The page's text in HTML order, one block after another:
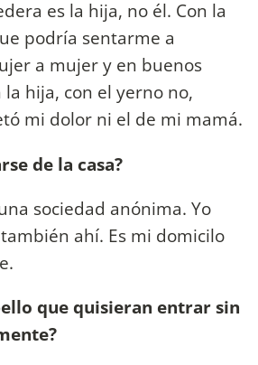
es la hija, no él. Con la
podría sentarme a
a mujer y en buenos
hija, con el yerno no,
mi dolor ni el de mi mamá.
de la casa?
sociedad anónima. Yo
ahí. Es mi domicilo
que quisieran entrar sin